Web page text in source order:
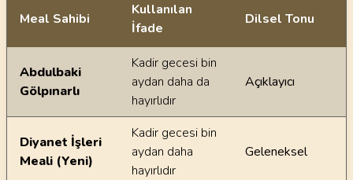
Ayetin meallerindeki dilsel farklılıklar
Meal Sahibi
Kullanılan
İfade
Dilsel Tonu
Abdulbaki
Gölpınarlı
Kadir gecesi bin
aydan daha da
hayırlıdır
Açıklayıcı
Diyanet İşleri
Meali (Yeni)
Kadir gecesi bin
aydan daha
hayırlıdır
Geleneksel